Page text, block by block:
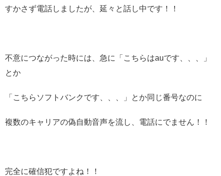
すかさず電話しましたが、延々と話し中です！！
不意につながった時には、急に「こちらはauです、、、」
とか
「こちらソフトバンクです、、、」とか同じ番号なのに
複数のキャリアの偽自動音声を流し、電話にでません！！
完全に確信犯ですよね！！